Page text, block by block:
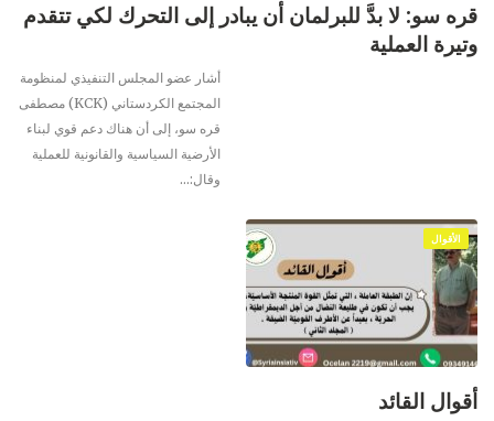
قره سو: لا بدَّ للبرلمان أن يبادر إلى التحرك لكي تتقدم
وتيرة العملية
أشار عضو المجلس التنفيذي لمنظومة
المجتمع الكردستاني (KCK) مصطفى
قره سو، إلى أن هناك دعم قوي لبناء
الأرضية السياسية والقانونية للعملية
وقال:…
الأقوال
أقوال القائد